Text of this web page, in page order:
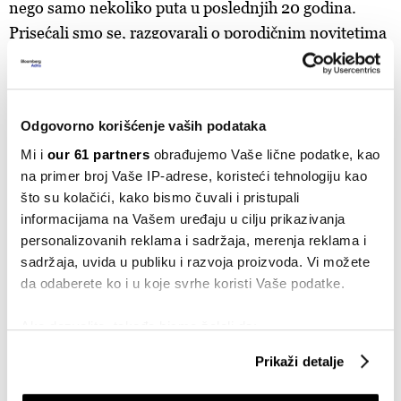
Odgovorno korišćenje vaših podataka
Mi i our 61 partners obrađujemo Vaše lične podatke, kao
na primer broj Vaše IP-adrese, koristeći tehnologiju kao
što su kolačići, kako bismo čuvali i pristupali
informacijama na Vašem uređaju u cilju prikazivanja
personalizovanih reklama i sadržaja, merenja reklama i
sadržaja, uvida u publiku i razvoja proizvoda. Vi možete
da odaberete ko i u koje svrhe koristi Vaše podatke.
Ako dozvolite, takođe bismo želeli da:
Identifikujte svoj uređaj tako što ćete ga aktivno
Prikaži detalje
nego samo nekoliko puta u poslednjih 20 godina.
Prisećali smo se, razgovarali o porodičnim novitetima
i postepeno, gotovo nesvesno, pričali o tom pivu od
plavo, kao što naslov kaže. I bilo je neverovatno:
slatko-kisela (ali ne previše kiselkasta) mešavina
šećerne vune i plave maline, glatka sa mlečnim
šećerom. Zadovoljavajuća nova avantura sa starim
prijateljem.